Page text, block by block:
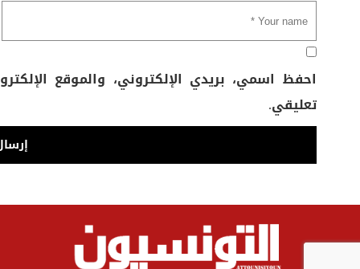
احفظ اسمي، بريدي الإلكتروني، والموقع
تعليقي.